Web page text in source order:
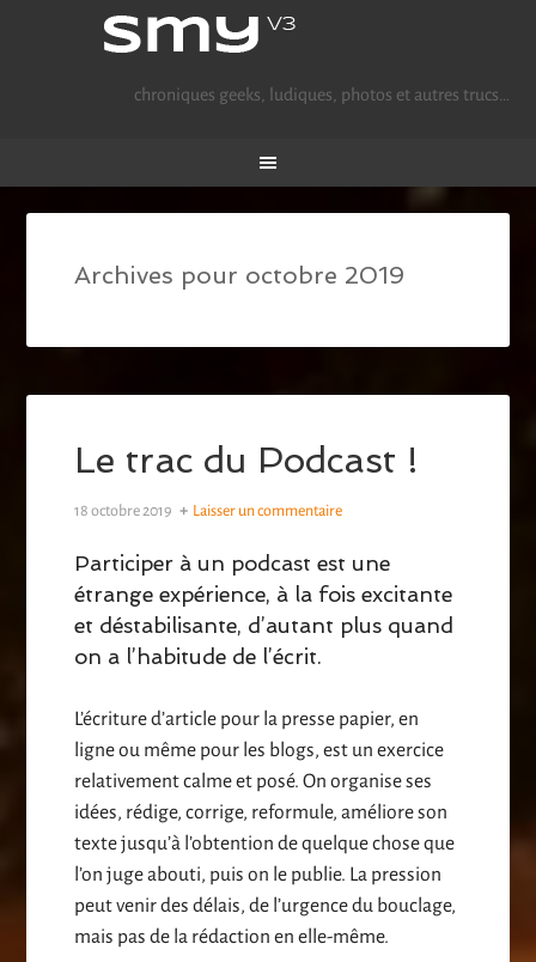
chroniques geeks, ludiques, photos et autres trucs…
Archives pour octobre 2019
Le trac du Podcast !
18 octobre 2019 Laisser un commentaire
Participer à un podcast est une
étrange expérience, à la fois excitante
et déstabilisante, d’autant plus quand
on a l’habitude de l’écrit.
L’écriture d’article pour la presse papier, en
ligne ou même pour les blogs, est un exercice
relativement calme et posé. On organise ses
idées, rédige, corrige, reformule, améliore son
texte jusqu’à l’obtention de quelque chose que
l’on juge abouti, puis on le publie. La pression
peut venir des délais, de l’urgence du bouclage,
mais pas de la rédaction en elle-même.